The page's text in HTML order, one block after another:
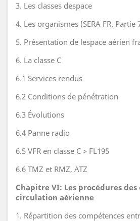
3. Les classes despace
4. Les organismes (SERA FR. Partie
5. Présentation de lespace aérien
6. La classe C
6.1 Services rendus
6.2 Conditions de pénétration
6.3 Évolutions
6.4 Panne radio
6.5 VFR en classe C > FL195
6.6 TMZ et RMZ, ATZ
Chapitre VI: Les procédures
circulation aérienne
1. Répartition des compétences